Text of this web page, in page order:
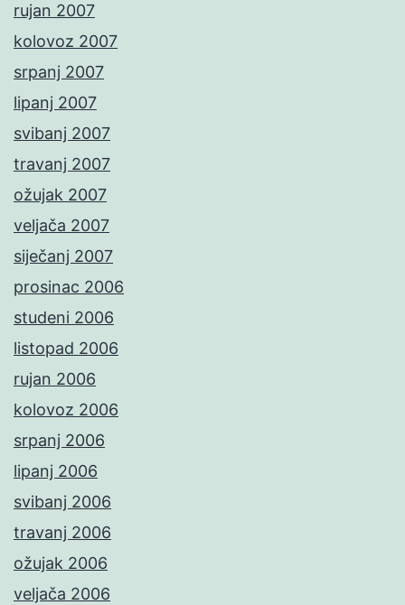
rujan 2007
kolovoz 2007
srpanj 2007
lipanj 2007
svibanj 2007
travanj 2007
ožujak 2007
veljača 2007
siječanj 2007
prosinac 2006
studeni 2006
listopad 2006
rujan 2006
kolovoz 2006
srpanj 2006
lipanj 2006
svibanj 2006
travanj 2006
ožujak 2006
veljača 2006